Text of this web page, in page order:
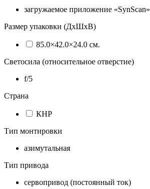
загружаемое приложение «SynScan»
Размер упаковки (ДхШхВ)
85.0×42.0×24.0 см.
Светосила (относительное отверстие)
f/5
Страна
КНР
Тип монтировки
азимутальная
Тип привода
cервопривод (постоянный ток)